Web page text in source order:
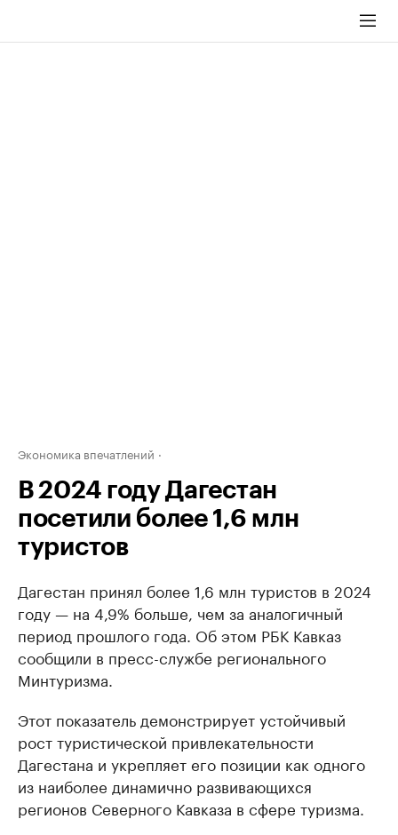
Экономика впечатлений
В 2024 году Дагестан
посетили более 1,6 млн
туристов
Дагестан принял более 1,6 млн туристов в 2024
году — на 4,9% больше, чем за аналогичный
период прошлого года. Об этом РБК Кавказ
сообщили в пресс-службе регионального
Минтуризма.
Этот показатель демонстрирует устойчивый
рост туристической привлекательности
Дагестана и укрепляет его позиции как одного
из наиболее динамично развивающихся
регионов Северного Кавказа в сфере туризма.